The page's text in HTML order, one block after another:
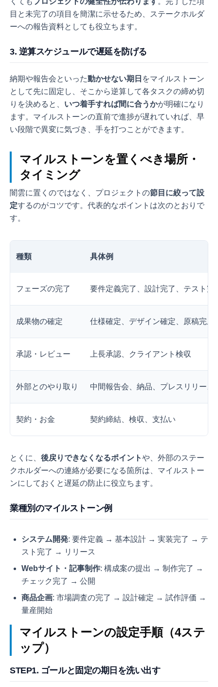
目と未完了の項目を簡潔に示せるため、ステークホルダ
ーへの報告資料としても役立ちます。
3. 逆算スケジュールで遅延を防げる
納期や報告会といった動かせない期日 をマイルストーン
として先に固定し、そこから逆算して各タスクの締め切
りを決めると、 いつ着手すれば間に合うかが明確になり
ます。マイルストーンの直前で進捗が遅れていれば、早
い段階で異変に気づき、手を打つことができます。
マイルストーンを置くべき場所・
タイミング
闇雲に置くのではなく、プロジェクトの節目に絞って設
定するのがコツです。代表的なポイントは次のとおりで
す。
種類 具体例
フェーズの完了 要件定義完了、設計完了、テスト完
成果物の確定 仕様確定、デザイン確定、原稿完成
承認・レビュー 上長承認、クライアント検収
外部とのやり取り 中間報告会、納品、プレスリリース
契約・お金 契約締結、検収、支払い
とくに、 後戻りできなくなるポイントや、外部のステー
クホルダーへの連絡が必要になる箇所は、マイルストー
ンにしておくと遅延の防止に役立ちます。
業種別のマイルストーン例
システム開発: 要件定義 → 基本設計 → 実装完了 → テ
スト完了 → リリース
Webサイト・記事制作: 構成案の提出 → 制作完了 →
チェック完了 → 公開
商品企画: 市場調査の完了 → 設計確定 → 試作評価 →
量産開始
マイルストーンの設定手順（4ステ
ップ）
STEP1. ゴールと固定の期日を洗い出す